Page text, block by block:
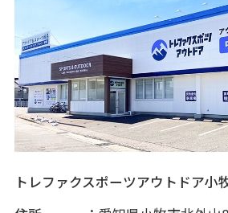
トレファクスポーツアウトドア小